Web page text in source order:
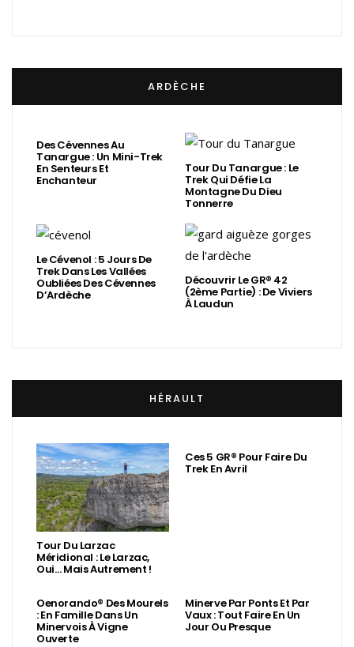
ARDÈCHE
Des Cévennes Au
Tanargue : Un Mini-Trek
En Senteurs Et
Enchanteur
Tour Du Tanargue : Le
Trek Qui Défie La
Montagne Du Dieu
Tonnerre
Le Cévenol : 5 Jours De
Trek Dans Les Vallées
Oubliées Des Cévennes
D’Ardèche
Découvrir Le GR® 42
(2ème Partie) : De Viviers
À Laudun
HÉRAULT
Tour Du Larzac
Méridional : Le Larzac,
Oui… Mais Autrement !
Ces 5 GR® Pour Faire Du
Trek En Avril
Oenorando® Des Mourels
: En Famille Dans Un
Minervois À Vigne
Ouverte
Minerve Par Ponts Et Par
Vaux : Tout Faire En Un
Jour Ou Presque